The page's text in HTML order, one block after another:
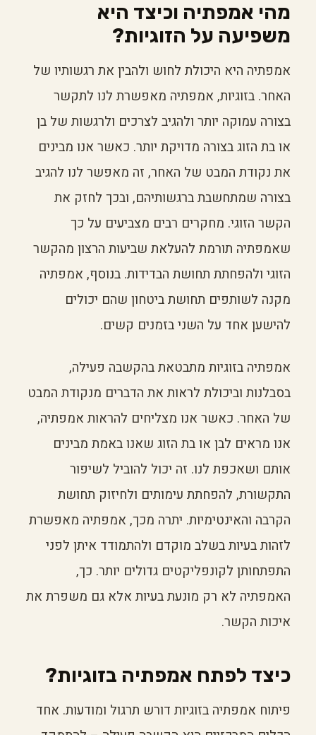
מהי אמפתיה וכיצד היא
משפיעה על הזוגיות?
אמפתיה היא היכולת לחוש ולהבין את רגשותיו של
האחר. בזוגיות, אמפתיה מאפשרת לנו לתקשר
בצורה עמוקה יותר ולהגיב לצרכים ולרגשות של בן
או בת הזוג בצורה מדויקת יותר. כאשר אנו מבינים
את נקודת המבט של האחר, זה מאפשר לנו להגיב
בצורה שמתחשבת ברגשותיהם, ובכך לחזק את
הקשר הזוגי. מחקרים רבים מצביעים על כך
שאמפתיה תורמת להעלאת שביעות הרצון מהקשר
הזוגי ולהפחתת תחושת הבדידות. בנוסף, אמפתיה
מקנה לשותפים תחושת ביטחון שהם יכולים
להישען אחד על השני בזמנים קשים.
אמפתיה בזוגיות מתבטאת בהקשבה פעילה,
בסבלנות וביכולת לראות את הדברים מנקודת המבט
של האחר. כאשר אנו מצליחים להראות אמפתיה,
אנו מראים לבן או בת הזוג שאנו באמת מבינים
אותם ושאכפת לנו. זה יכול להוביל לשיפור
התקשורת, להפחתת עימותים ולחיזוק תחושת
הקרבה והאינטימיות. יתרה מכך, אמפתיה מאפשרת
לזהות בעיות בשלב מוקדם ולהתמודד איתן לפני
התפתחותן לקונפליקטים גדולים יותר. כך,
האמפתיה לא רק מונעת בעיות אלא גם משפרת את
איכות הקשר.
כיצד לפתח אמפתיה בזוגיות?
פיתוח אמפתיה בזוגיות דורש תרגול ומודעות. אחד